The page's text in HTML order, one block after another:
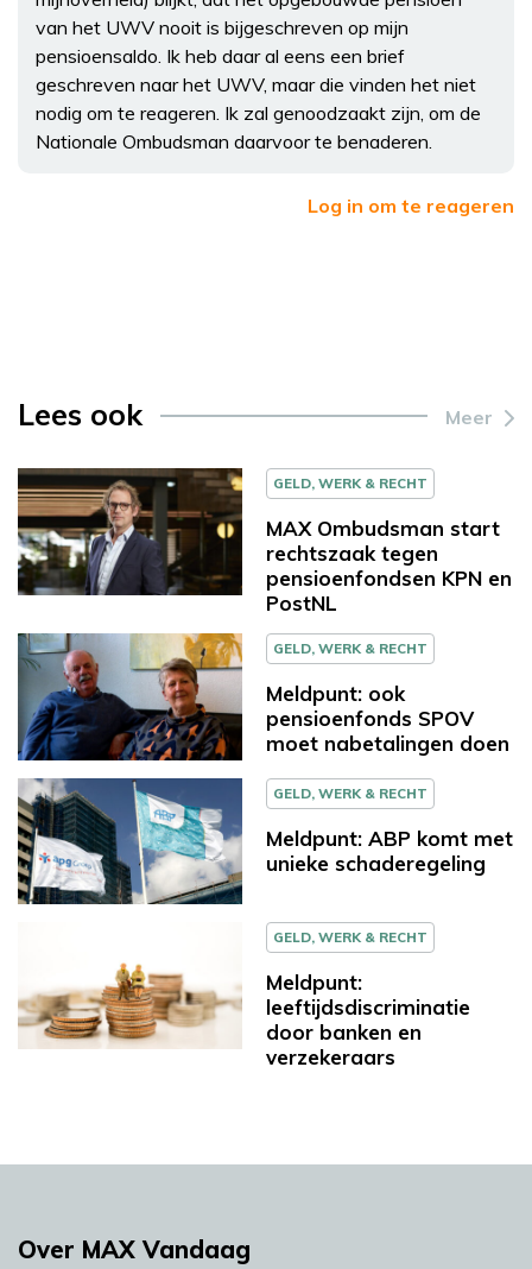
van het UWV nooit is bijgeschreven op mijn
pensioensaldo. Ik heb daar al eens een brief
geschreven naar het UWV, maar die vinden het niet
nodig om te reageren. Ik zal genoodzaakt zijn, om de
Nationale Ombudsman daarvoor te benaderen.
Log in om te reageren
Lees ook Meer
GELD, WERK & RECHT
MAX Ombudsman start
rechtszaak tegen
pensioenfondsen KPN en
PostNL
GELD, WERK & RECHT
Meldpunt: ook
pensioenfonds SPOV
moet nabetalingen doen
GELD, WERK & RECHT
Meldpunt: ABP komt met
unieke schaderegeling
GELD, WERK & RECHT
Meldpunt:
leeftijdsdiscriminatie
door banken en
verzekeraars
Over MAX Vandaag